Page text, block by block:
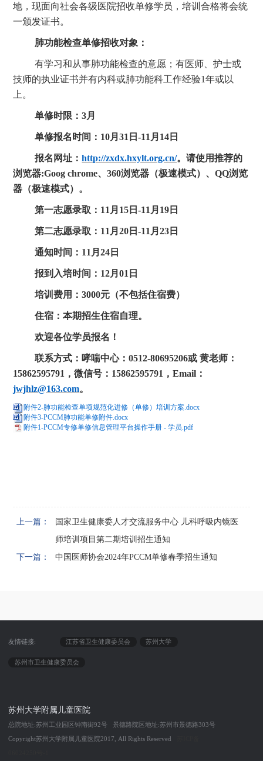
地，现面向社会各级医院招收单修学员，培训合格将会统
一颁发证书。
肺功能检查单修招收对象：
有学习和从事肺功能检查的意愿；有医师、护士或
技师的执业证书并有内科或肺功能科工作经验1年或以
上。
单修时限：3月
单修报名时间： 10月31 日-11 月 14 日
报名网址：http://zxdx.hxylt.org.cn/。请使用推荐的
浏览器:Goog chrome、360浏览器（极速模式）、QQ浏览
器（极速模式）。
第一志愿录取： 11 月 15 日-11 月 19 日
第二志愿录取： 11 月20 日-11 月23 日
通知时间 ： 11 月24 日
报到入培时间： 12月01 日
培训费用：3000元（不包括住宿费）
住宿：本期招生住宿自理。
欢迎各位学员报名！
联系方式：哮喘中心：0512-80695206或 黄老师：
15862595791，微信号：15862595791，Email：
jwjhlz@163.com。
附件2-肺功能检查单项规范化进修（单修）培训方案.docx
附件3-PCCM肺功能单修附件.docx
附件1-PCCM专修单修信息管理平台操作手册 - 学员.pdf
上一篇：
国家卫生健康委人才交流服务中心 儿科呼吸内镜医
师培训项目第二期培训招生通知
下一篇：
中国医师协会2024年PCCM单修春季招生通知
友情链接: 江苏省卫生健康委员会 苏州大学
苏州市卫生健康委员会
苏州大学附属儿童医院
总院地址:苏州工业园区钟南街92号 景德路院区地址:苏州市景德路303号
Copyright苏州大学附属儿童医院2017, All Rights Reserved